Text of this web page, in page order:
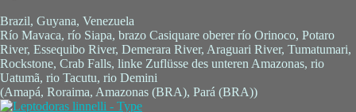
Brazil, Guyana, Venezuela
Río Mavaca, río Siapa, brazo Casiquare oberer río Orinoco, Potaro
River, Essequibo River, Demerara River, Araguari River, Tumatumari,
Rockstone, Crab Falls, linke Zuflüsse des unteren Amazonas, rio
Uatumã, rio Tacutu, rio Demini
(Amapá, Roraima, Amazonas (BRA), Pará (BRA))